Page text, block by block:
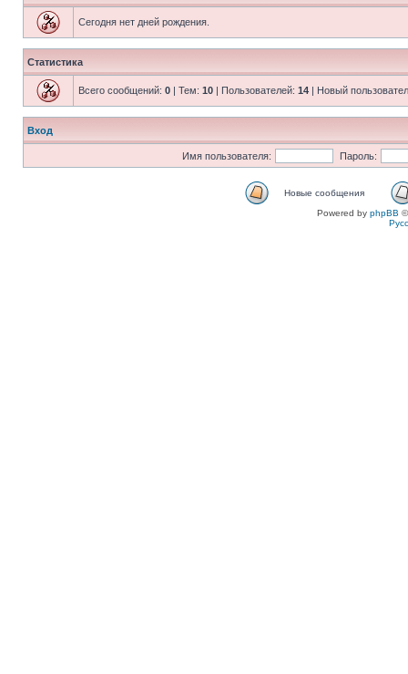
Сегодня нет дней рождения.
Статистика
Всего сообщений: 0 | Тем: 10 | Пользователей: 14 | Новый
Вход
Имя пользователя: Пароль:
Новые сообщения
Powered by phpBB